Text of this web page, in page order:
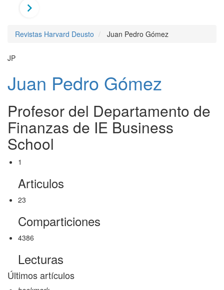
Revistas Harvard Deusto Juan Pedro Gómez
JP
Juan Pedro Gómez
Profesor del Departamento de
Finanzas de IE Business
School
1
Articulos
23
Comparticiones
4386
Lecturas
Últimos artículos